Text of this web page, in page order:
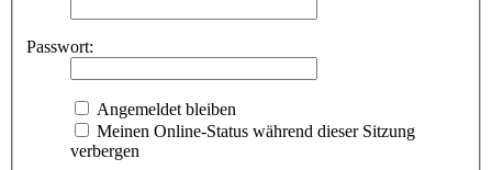
Passwort:
Angemeldet bleiben
Meinen Online-Status während dieser Sitzung
verbergen